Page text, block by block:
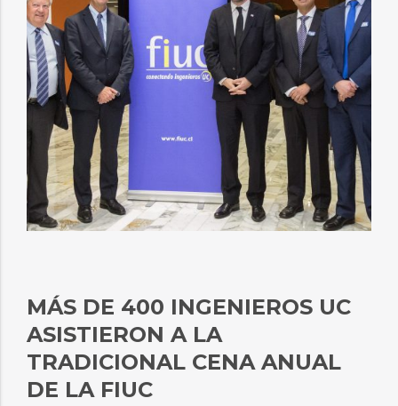
MÁS DE 400 INGENIEROS UC
ASISTIERON A LA
TRADICIONAL CENA ANUAL
DE LA FIUC